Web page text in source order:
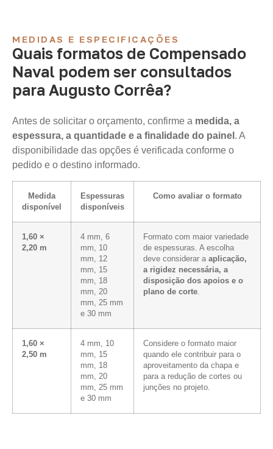
MEDIDAS E ESPECIFICAÇÕES
Quais formatos de Compensado
Naval podem ser consultados
para Augusto Corrêa?
Antes de solicitar o orçamento, confirme a medida, a
espessura, a quantidade e a finalidade do painel . A
disponibilidade das opções é verificada conforme o
pedido e o destino informado.
Medida
disponível
Espessuras
disponíveis
Como avaliar o formato
1,60 ×
2,20 m
4 mm, 6
mm, 10
mm, 12
mm, 15
mm, 18
mm, 20
mm, 25 mm
e 30 mm
Formato com maior variedade
de espessuras. A escolha
deve considerar a aplicação,
a rigidez necessária, a
disposição dos apoios e o
plano de corte.
1,60 ×
2,50 m
4 mm, 10
mm, 15
mm, 18
mm, 20
mm, 25 mm
e 30 mm
Considere o formato maior
quando ele contribuir para o
aproveitamento da chapa e
para a redução de cortes ou
junções no projeto.